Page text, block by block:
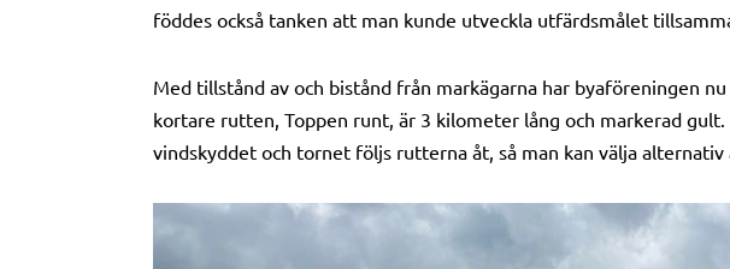
föddes också tanken att man kunde utveckla utfärdsmålet
Med tillstånd av och bistånd från markägarna har byaföreningen
kortare rutten, Toppen runt, är 3 kilometer lång och markerad
vindskyddet och tornet följs rutterna åt, så man kan välja alternativ